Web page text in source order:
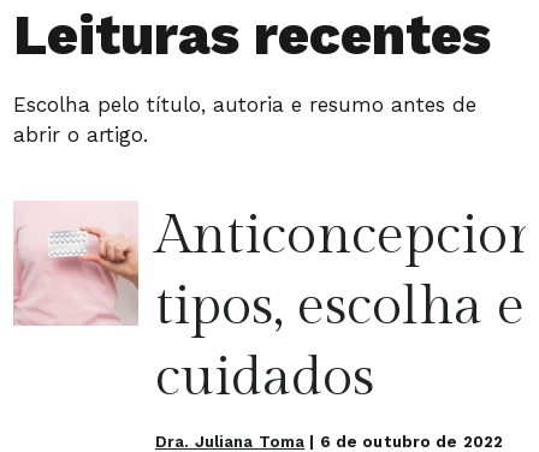
Leituras recentes
Escolha pelo título, autoria e resumo antes de
abrir o artigo.
tipos, escolha e
cuidados
Dra. Juliana Toma 6 de outubro de 2022